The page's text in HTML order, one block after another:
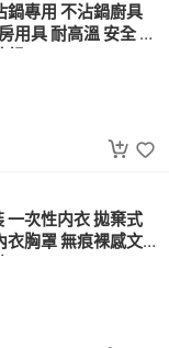
鍋專用 不沾鍋廚具
用具 耐高溫 安全 無
一次性内衣 拋棄式
衣胸罩 無痕裸感文